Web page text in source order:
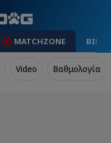
MATCHZONE
Video Βαθμολογία